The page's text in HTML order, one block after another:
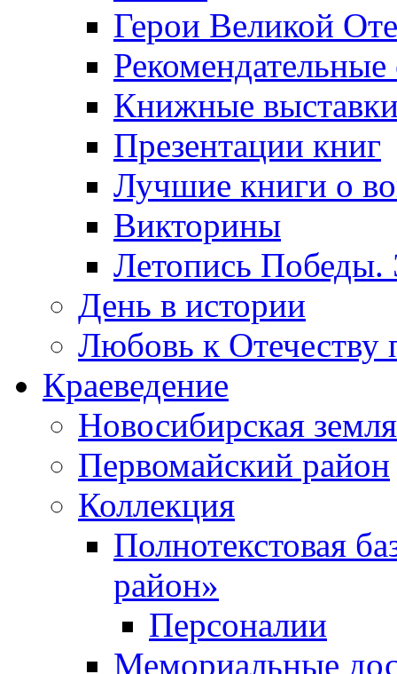
Герои Великой
Рекомендательные
Книжные
Презентации книг
Лучшие книги о
Викторины
Летопись Победы.
День в истории
Любовь к Отечеству
Краеведение
Новосибирская земля
Первомайский район
Коллекция
Полнотекстовая
район»
Персоналии
Мемориальные